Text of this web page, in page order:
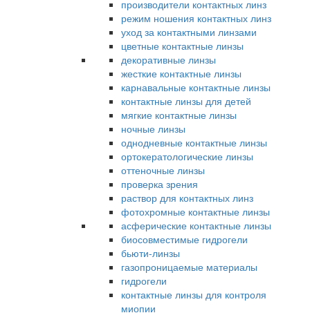
производители контактных линз
режим ношения контактных линз
уход за контактными линзами
цветные контактные линзы
декоративные линзы
жесткие контактные линзы
карнавальные контактные линзы
контактные линзы для детей
мягкие контактные линзы
ночные линзы
однодневные контактные линзы
ортокератологические линзы
оттеночные линзы
проверка зрения
раствор для контактных линз
фотохромные контактные линзы
асферические контактные линзы
биосовместимые гидрогели
бьюти-линзы
газопроницаемые материалы
гидрогели
контактные линзы для контроля
миопии